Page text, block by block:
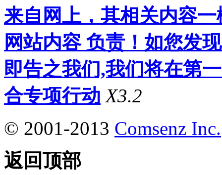
来自网上，其相关内容
网站内容 负责！如您发
即告之我们,我们将在第
合专项行动 X3.2
© 2001-2013 Comsenz Inc.
返回顶部